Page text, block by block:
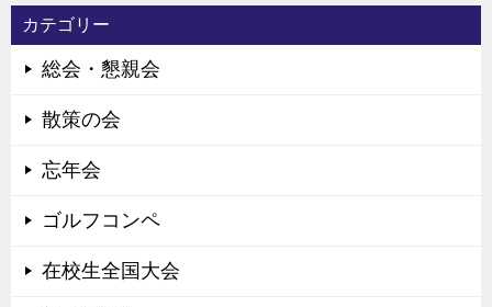
カテゴリー
総会・懇親会
散策の会
忘年会
ゴルフコンペ
在校生全国大会